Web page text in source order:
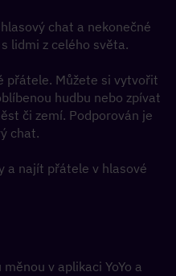
chat a nekonečné
lidmi z celého světa.
přátele. Můžete si vytvořit
hudbu nebo zpívat
či zemí. Podporován je
chat.
a najít přátele v hlasové
v aplikaci YoYo a